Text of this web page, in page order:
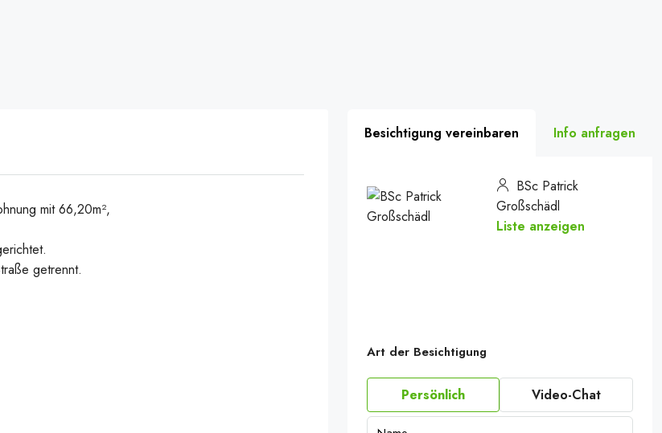
Bild1
mit 66,20m²,
getrennt.
Besichtigung vereinbaren Info anfragen
BSc Patrick
Großschädl
Liste anzeigen
Art der Besichtigung
Persönlich Video-Chat